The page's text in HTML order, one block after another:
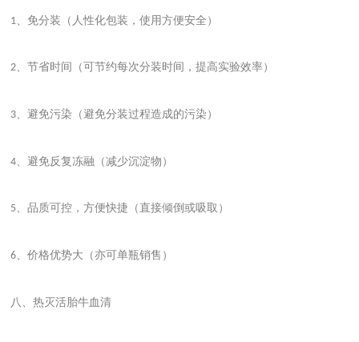
1 、免分装（人性化包装，使用方便安全）
2、节省时间（可节约每次分装时间，提高实验效率）
3、避免污染（避免分装过程造成的污染）
4 、避免反复冻融（减少沉淀物）
5、品质可控，方便快捷（直接倾倒或吸取）
6、价格优势大（亦可单瓶销售）
八、热灭活胎牛血清